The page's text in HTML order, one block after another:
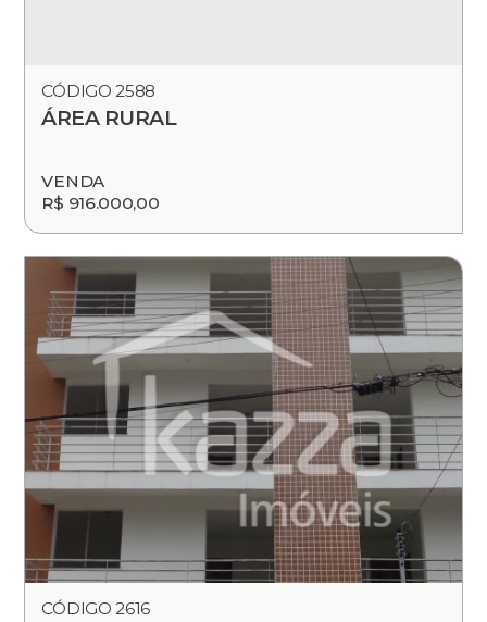
CÓDIGO 2588
ÁREA RURAL
VENDA
R$ 916.000,00
CÓDIGO 2616